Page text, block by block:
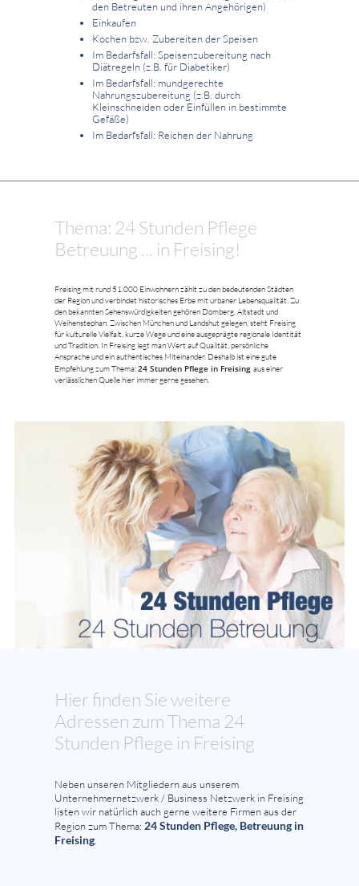
den Betreuten und ihren Angehörigen)
Einkaufen
Kochen bzw. Zubereiten der Speisen
Im Bedarfsfall: Speisenzubereitung nach
Diätregeln (z.B. für Diabetiker)
Im Bedarfsfall: mundgerechte
Nahrungszubereitung (z.B. durch
Kleinschneiden oder Einfüllen in bestimmte
Gefäße)
Im Bedarfsfall: Reichen der Nahrung
Thema: 24 Stunden Pflege
Betreuung ... in Freising!
Freising mit rund 51.000 Einwohnern zählt zu den bedeutenden Städten
der Region und verbindet historisches Erbe mit urbaner Lebensqualität. Zu
den bekannten Sehenswürdigkeiten gehören Domberg, Altstadt und
Weihenstephan. Zwischen München und Landshut gelegen, steht Freising
für kulturelle Vielfalt, kurze Wege und eine ausgeprägte regionale Identität
und Tradition. In Freising legt man Wert auf Qualität, persönliche
Ansprache und ein authentisches Miteinander. Deshalb ist eine gute
Empfehlung zum Thema:24 Stunden Pflege in Freising aus einer
verlässlichen Quelle hier immer gerne gesehen.
Hier finden Sie weitere
Adressen zum Thema 24
Stunden Pflege in Freising
Neben unseren Mitgliedern aus unserem
Unternehmernetzwerk / Business Netzwerk in Freising
listen wir natürlich auch gerne weitere Firmen aus der
Region zum Thema: 24 Stunden Pflege, Betreuung in
Freising